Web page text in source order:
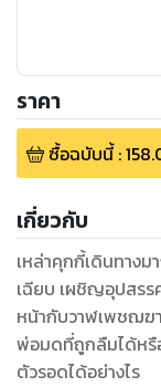
ราคา
ซื้อฉบับนี้:
เกี่ยวกับ
เหล่าคุกกี้เดินทาง
เฉียบ เผชิญอุปสรร
หน้ากับวาฬเพชฌฆ
พ่อมดที่ถูกลืมได้หรื
ตัวรอดได้อย่างไร